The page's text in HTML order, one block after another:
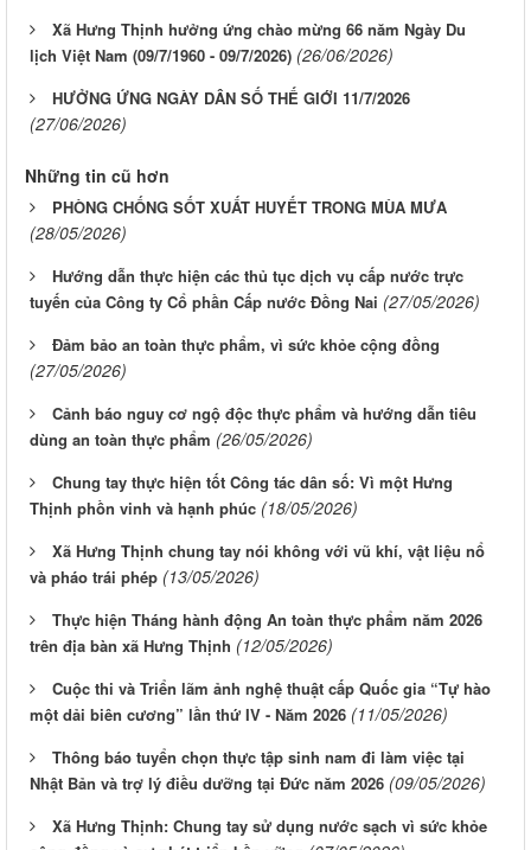
Xã Hưng Thịnh hưởng ứng chào mừng 66 năm Ngày Du
lịch Việt Nam (09/7/1960 - 09/7/2026) (26/06/2026)
HƯỞNG ỨNG NGÀY DÂN SỐ THẾ GIỚI 11/7/2026
(27/06/2026)
Những tin cũ hơn
PHÒNG CHỐNG SỐT XUẤT HUYẾT TRONG MÙA MƯA
(28/05/2026)
Hướng dẫn thực hiện các thủ tục dịch vụ cấp nước trực
tuyến của Công ty Cổ phần Cấp nước Đồng Nai (27/05/2026)
Đảm bảo an toàn thực phẩm, vì sức khỏe cộng đồng
(27/05/2026)
Cảnh báo nguy cơ ngộ độc thực phẩm và hướng dẫn tiêu
dùng an toàn thực phẩm (26/05/2026)
Chung tay thực hiện tốt Công tác dân số: Vì một Hưng
Thịnh phồn vinh và hạnh phúc (18/05/2026)
Xã Hưng Thịnh chung tay nói không với vũ khí, vật liệu nổ
và pháo trái phép (13/05/2026)
Thực hiện Tháng hành động An toàn thực phẩm năm 2026
trên địa bàn xã Hưng Thịnh (12/05/2026)
Cuộc thi và Triển lãm ảnh nghệ thuật cấp Quốc gia “Tự hào
một dải biên cương” lần thứ IV - Năm 2026 (11/05/2026)
Thông báo tuyển chọn thực tập sinh nam đi làm việc tại
Nhật Bản và trợ lý điều dưỡng tại Đức năm 2026 (09/05/2026)
Xã Hưng Thịnh: Chung tay sử dụng nước sạch vì sức khỏe